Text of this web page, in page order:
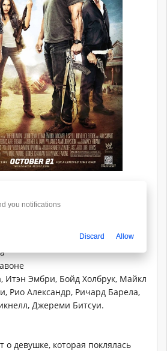
Итэн Эмбри, Бойд Холбрук, Майкл
Рио Александр, Ричард Барела,
Джереми Битсуи.
о девушке, которая поклялась
you notifications
Discard Allow